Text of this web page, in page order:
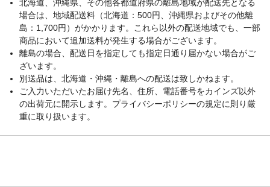
北海道、沖縄県、その他各都道府県の離島地域が配送先となる
場合は、地域配送料（北海道：500円、沖縄県およびその他離
島：1,700円）がかかります。これら以外の配送地域でも、一部
商品において追加送料が発生する場合がございます。
離島の場合、配送日を指定しても指定日通り届かない場合がご
ざいます。
別送品は、北海道・沖縄・離島への配送は致しかねます。
ご入力いただいたお届け先名、住所、電話番号をカインズ以外
の出荷元に開示します。プライバシーポリシーの規定に則り厳
重に取り扱います。